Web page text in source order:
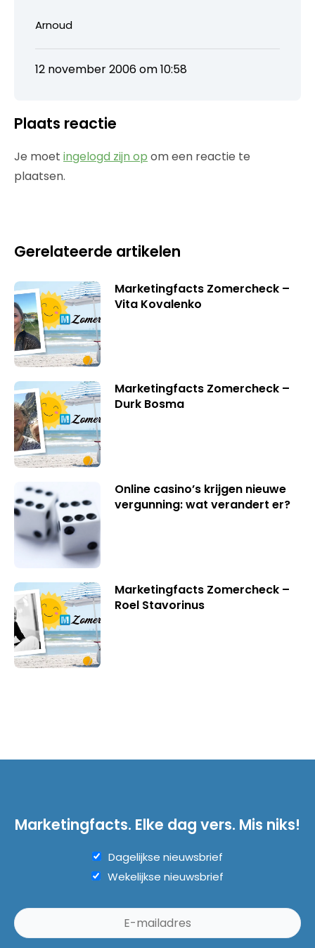
Arnoud
12 november 2006 om 10:58
Plaats reactie
Je moet ingelogd zijn op om een reactie te
plaatsen.
Gerelateerde artikelen
Marketingfacts Zomercheck –
Vita Kovalenko
Marketingfacts Zomercheck –
Durk Bosma
Online casino’s krijgen nieuwe
vergunning: wat verandert er?
Marketingfacts Zomercheck –
Roel Stavorinus
Marketingfacts. Elke dag vers. Mis niks!
Dagelijkse nieuwsbrief
Wekelijkse nieuwsbrief